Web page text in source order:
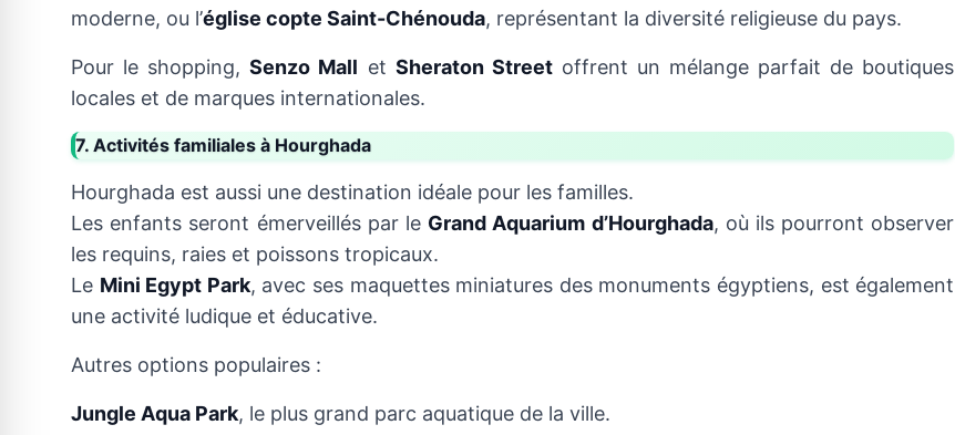
moderne, ou l’église copte Saint-Chénouda, représentant la diversité religieuse du pays.
Pour le shopping,Senzo Mall et Sheraton Streetoffrent un mélange parfait de boutiques
locales et de marques internationales.
7. Activités familiales à Hourghada
Hourghada est aussi une destination idéale pour les familles.
Les enfants seront émerveillés par le Grand Aquarium d’Hourghada, où ils pourront observer
les requins, raies et poissons tropicaux.
Le Mini Egypt Park, avec ses maquettes miniatures des monuments égyptiens, est également
une activité ludique et éducative.
Autres options populaires :
Jungle Aqua Park, le plus grand parc aquatique de la ville.